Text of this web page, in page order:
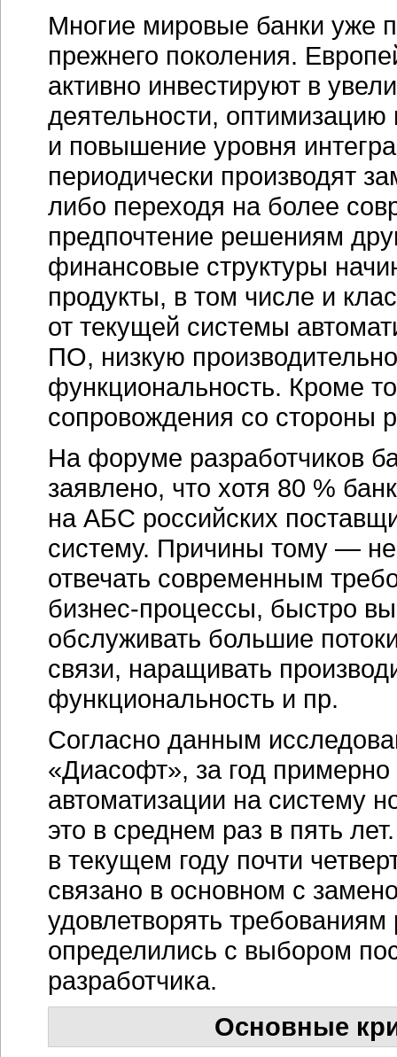
Многие мировые банки уже
прежнего поколения.
активно инвестируют в
деятельности,
и повышение уровня
периодически производят
либо переходя на более
предпочтение решениям
финансовые структуры
продукты, в том числе и
от текущей системы
ПО, низкую
функциональность. Кроме
сопровождения со стороны
На форуме разработчиков
заявлено, что хотя 80 %
на АБС российских
систему. Причины тому —
отвечать современным
бизнес-процессы, быстро
обслуживать большие
связи, наращивать
функциональность и пр.
Согласно данным
«Диасофт», за год примерно
автоматизации на систему
это в среднем раз в пять
в текущем году почти
связано в основном с
удовлетворять
определились с выбором
разработчика.
Основные